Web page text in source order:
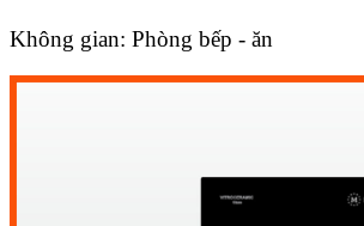
Không gian: Phòng bếp - ăn